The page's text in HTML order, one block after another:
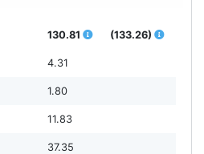
130.81 (133.26)
4.31
1.80
11.83
37.35